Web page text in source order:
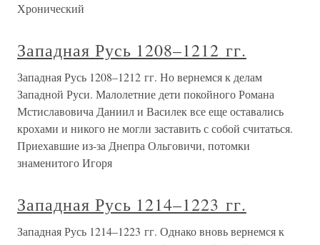
Хронический
Западная Русь 1208–1212 гг.
Западная Русь 1208–1212 гг. Но вернемся к делам
Западной Руси. Малолетние дети покойного Романа
Мстиславовича Даниил и Василек все еще оставались
крохами и никого не могли заставить с собой считаться.
Приехавшие из-за Днепра Ольговичи, потомки
знаменитого Игоря
Западная Русь 1214–1223 гг.
Западная Русь 1214–1223 гг. Однако вновь вернемся к